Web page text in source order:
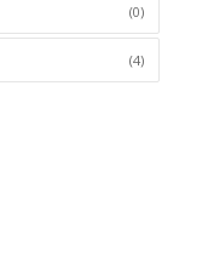
(0)
(4)